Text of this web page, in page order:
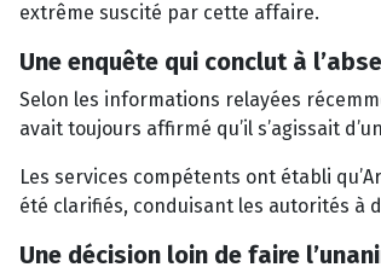
extrême suscité par cette affaire.
Une enquête qui conclut à
Selon les informations relayées
avait toujours affirmé qu’il s’agissait
Les services compétents ont établi
été clarifiés, conduisant les autorités à
Une décision loin de faire